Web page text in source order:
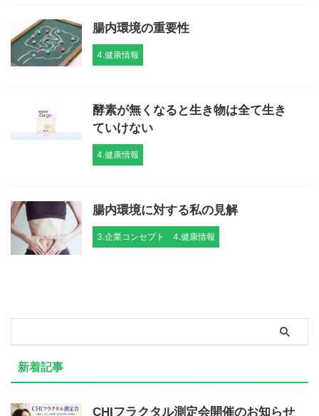
腸内環境の重要性
4.健康情報
酵素が無くなると生き物は全て生き
ていけない
4.健康情報
腸内環境に対する私の見解
3.企業コンセプト 4.健康情報
新着記事
CHIフラクタル測定会開催のお知らせ